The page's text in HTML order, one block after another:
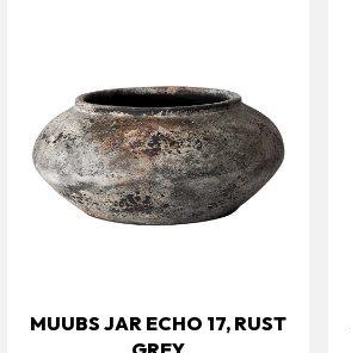
MUUBS JAR ECHO 17, RUST